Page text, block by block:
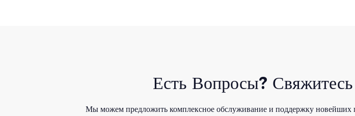
Есть Вопросы?
Мы можем предложить комплексное обслуживание и поддержку новейших